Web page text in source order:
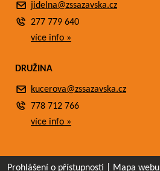
jidelna@zssazavska.cz
277 779 640
více info »
DRUŽINA
kucerova@zssazavska.cz
778 712 766
více info »
Prohlášení o přístupnosti Mapa webu